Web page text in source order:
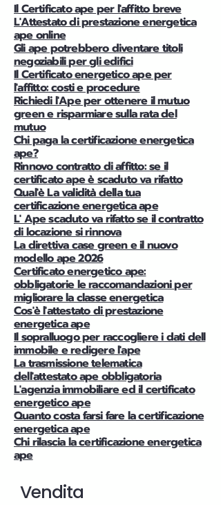
Il Certificato ape per l'affitto breve
L'Attestato di prestazione energetica
ape online
Gli ape potrebbero diventare titoli
negoziabili per gli edifici
Il Certificato energetico ape per
l'affitto: costi e procedure
Richiedi l'Ape per ottenere il mutuo
green e risparmiare sulla rata del
mutuo
Chi paga la certificazione energetica
ape?
Rinnovo contratto di affitto: se il
certificato ape è scaduto va rifatto
Qual'è La validità della tua
certificazione energetica ape
L' Ape scaduto va rifatto se il contratto
di locazione si rinnova
La direttiva case green e il nuovo
modello ape 2026
Certificato energetico ape:
obbligatorie le raccomandazioni per
migliorare la classe energetica
Cos'è l'attestato di prestazione
energetica ape
Il sopralluogo per raccogliere i dati dell
immobile e redigere l'ape
La trasmissione telematica
dell'attestato ape obbligatoria
L'agenzia immobiliare ed il certificato
energetico ape
Quanto costa farsi fare la certificazione
energetica ape
Chi rilascia la certificazione energetica
ape
Vendita